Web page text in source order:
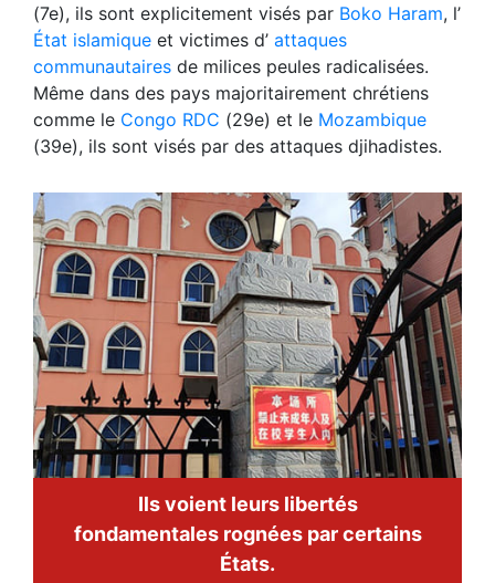
(7e), ils sont explicitement visés par Boko Haram, l’
État islamique et victimes d’ attaques
communautaires de milices peules radicalisées.
Même dans des pays majoritairement chrétiens
comme le Congo RDC (29e) et le Mozambique
(39e), ils sont visés par des attaques djihadistes.
Ils voient leurs libertés
fondamentales rognées par certains
États.